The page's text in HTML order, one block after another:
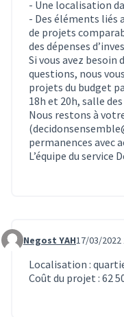
- Une localisation
- Des éléments liés
de projets
des dépenses
Si vous avez besoin
questions, nous
projets du budget
18h et 20h, salle
Nous restons à
permanences avec
L’équipe du
Commentaire 389
Negost YAH17/03/2022
Localisation :
Coût du projet : 62